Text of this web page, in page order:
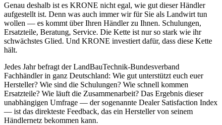
Genau deshalb ist es KRONE nicht egal, wie gut dieser Händler
aufgestellt ist. Denn was auch immer wir für Sie als Landwirt tun
wollen — es kommt über Ihren Händler zu Ihnen. Schulungen,
Ersatzteile, Beratung, Service. Die Kette ist nur so stark wie ihr
schwächstes Glied. Und KRONE investiert dafür, dass diese Kette
hält.
Jedes Jahr befragt der LandBauTechnik-Bundesverband
Fachhändler in ganz Deutschland: Wie gut unterstützt euch euer
Hersteller? Wie sind die Schulungen? Wie schnell kommen
Ersatzteile? Wie läuft die Zusammenarbeit? Das Ergebnis dieser
unabhängigen Umfrage — der sogenannte Dealer Satisfaction Index
— ist das direkteste Feedback, das ein Hersteller von seinem
Händlernetz bekommen kann.